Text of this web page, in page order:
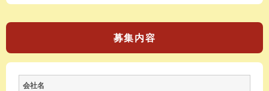
募集内容
会社名